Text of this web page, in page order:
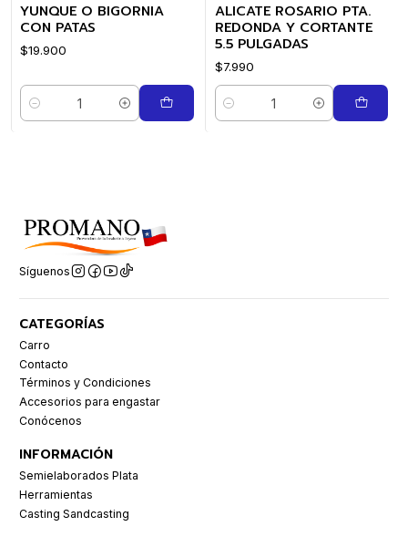
YUNQUE O BIGORNIA
CON PATAS
$19.900
Cantidad
ALICATE ROSARIO PTA.
REDONDA Y CORTANTE
5.5 PULGADAS
$7.990
Cantidad
Síguenos
CATEGORÍAS
Carro
Contacto
Términos y Condiciones
Accesorios para engastar
Conócenos
INFORMACIÓN
Semielaborados Plata
Herramientas
Casting Sandcasting